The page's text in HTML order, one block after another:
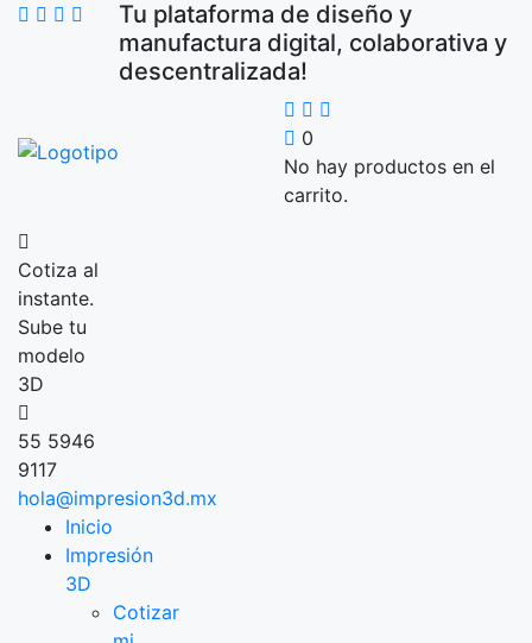
Tu plataforma de diseño y
manufactura digital, colaborativa y
descentralizada!
0
No hay productos en el
carrito.
Cotiza al
instante.
Sube tu
modelo
3D
55 5946
9117
hola@impresion3d.mx
Inicio
Impresión
3D
Cotizar